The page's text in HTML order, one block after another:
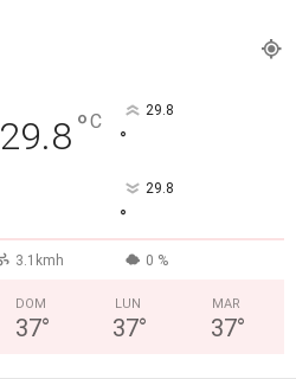
29.8°C 29.8
°
29.8
°
3.1kmh 0 %
DOM
37°
LUN
37°
MAR
37°